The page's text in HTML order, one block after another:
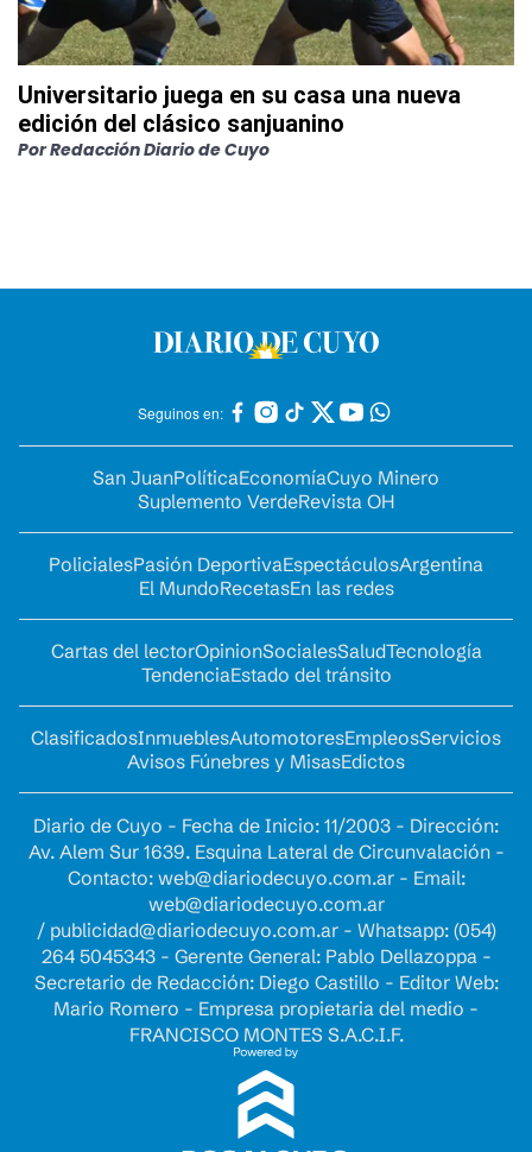
Universitario juega en su casa una nueva
edición del clásico sanjuanino
PorRedacción Diario de Cuyo
Seguinos en:
San JuanPolíticaEconomíaCuyo Minero
Suplemento VerdeRevista OH
PolicialesPasión DeportivaEspectáculosArgentina
El MundoRecetasEn las redes
Cartas del lectorOpinionSocialesSaludTecnología
TendenciaEstado del tránsito
ClasificadosInmueblesAutomotoresEmpleosServicios
Avisos Fúnebres y MisasEdictos
Diario de Cuyo - Fecha de Inicio: 11/2003 - Dirección:
Av. Alem Sur 1639. Esquina Lateral de Circunvalación -
Contacto: web@diariodecuyo.com.ar- Email:
web@diariodecuyo.com.ar
/ publicidad@diariodecuyo.com.ar- Whatsapp: (054)
264 5045343 - Gerente General: Pablo Dellazoppa -
Secretario de Redacción: Diego Castillo - Editor Web:
Mario Romero - Empresa propietaria del medio -
FRANCISCO MONTES S.A.C.I.F.